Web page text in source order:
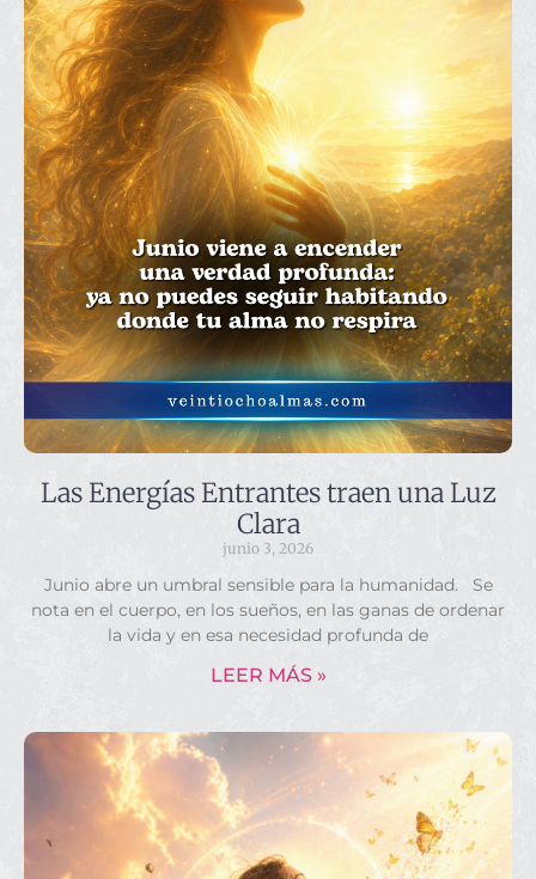
Las Energías Entrantes traen una Luz
Clara
junio 3, 2026
Junio abre un umbral sensible para la humanidad. Se
nota en el cuerpo, en los sueños, en las ganas de ordenar
la vida y en esa necesidad profunda de
LEER MÁS »